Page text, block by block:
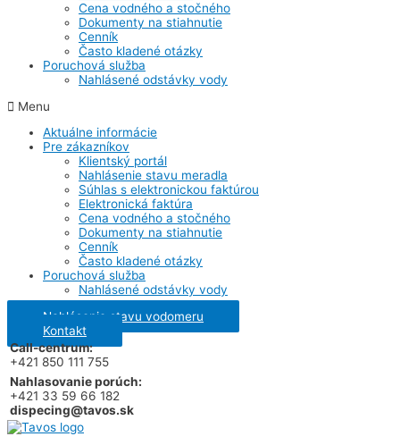
Cena vodného a stočného
Dokumenty na stiahnutie
Cenník
Často kladené otázky
Poruchová služba
Nahlásené odstávky vody
Menu
Aktuálne informácie
Pre zákazníkov
Klientský portál
Nahlásenie stavu meradla
Súhlas s elektronickou faktúrou
Elektronická faktúra
Cena vodného a stočného
Dokumenty na stiahnutie
Cenník
Často kladené otázky
Poruchová služba
Nahlásené odstávky vody
Nahlásenie stavu vodomeru
Kontakt
Call-centrum:
+421 850 111 755
Nahlasovanie porúch:
+421 33 59 66 182
dispecing@tavos.sk